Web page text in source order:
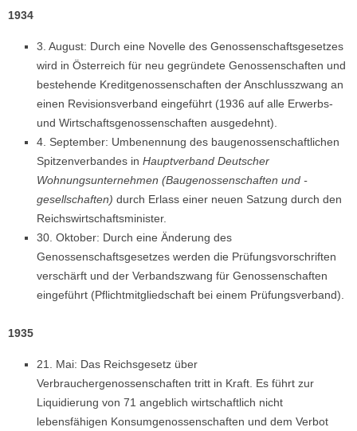
1934
3. August: Durch eine Novelle des Genossenschaftsgesetzes
wird in Österreich für neu gegründete Genossenschaften und
bestehende Kreditgenossenschaften der Anschlusszwang an
einen Revisionsverband eingeführt (1936 auf alle Erwerbs-
und Wirtschaftsgenossenschaften ausgedehnt).
4. September: Umbenennung des baugenossenschaftlichen
Spitzenverbandes in Hauptverband Deutscher
Wohnungsunternehmen (Baugenossenschaften und -
gesellschaften) durch Erlass einer neuen Satzung durch den
Reichswirtschaftsminister.
30. Oktober: Durch eine Änderung des
Genossenschaftsgesetzes werden die Prüfungsvorschriften
verschärft und der Verbandszwang für Genossenschaften
eingeführt (Pflichtmitgliedschaft bei einem Prüfungsverband).
1935
21. Mai: Das Reichsgesetz über
Verbrauchergenossenschaften tritt in Kraft. Es führt zur
Liquidierung von 71 angeblich wirtschaftlich nicht
lebensfähigen Konsumgenossenschaften und dem Verbot